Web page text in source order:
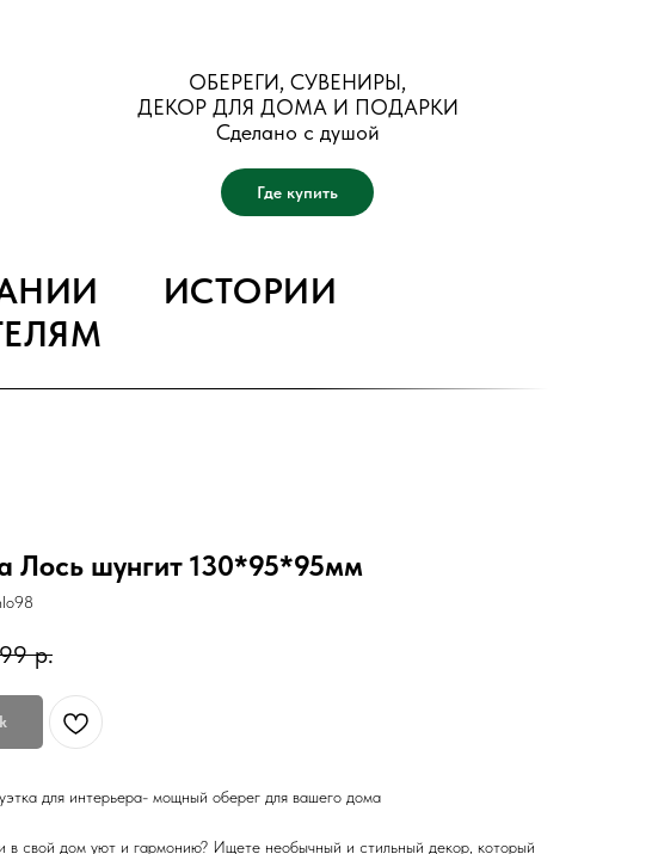
ОБЕРЕГИ, СУВЕНИРЫ,
ДЕКОР ДЛЯ ДОМА И ПОДАРКИ
Сделано с душой
Где купить
ИСТОРИИ
Лось шунгит 130*95*95мм
р.
для интерьера- мощный оберег для вашего дома
в свой дом уют и гармонию? Ищете необычный и стильный декор, который